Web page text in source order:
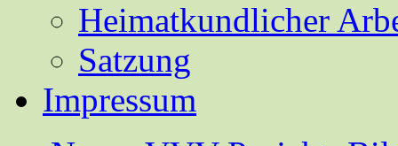
Heimatkundlicher
Satzung
Impressum